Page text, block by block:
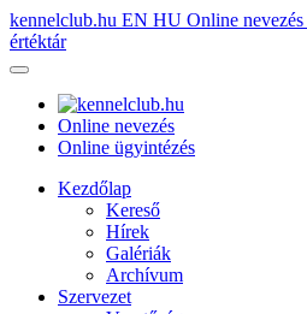
kennelclub.hu EN HU Online nevezés
értéktár
Online nevezés
Online ügyintézés
Kezdőlap
Kereső
Hírek
Galériák
Archívum
Szervezet